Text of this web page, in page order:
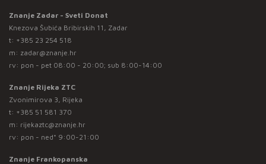
Znanje Zadar - Sveti Donat
Knezova Šubića Bribirskih 11, Zadar
t: +385 23 254 518
m: zadar@znanje.hr
rv: pon - pet 08:00 - 20:00; sub 8:00-14:00
Znanje Rijeka ZTC
Zvonimirova 3, Rijeka
t: +385 51 581 370
m: rijekaztc@znanje.hr
rv: pon - ned* 9:00-21:00
Znanje Frankopanska